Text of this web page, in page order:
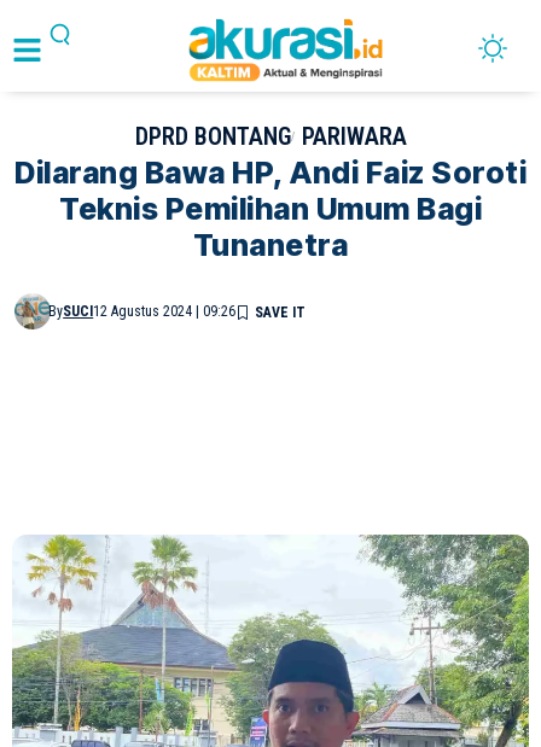
DPRD BONTANG PARIWARA
Dilarang Bawa HP, Andi Faiz Soroti
Teknis Pemilihan Umum Bagi
Tunanetra
BySUCI12 Agustus 2024 | 09:26